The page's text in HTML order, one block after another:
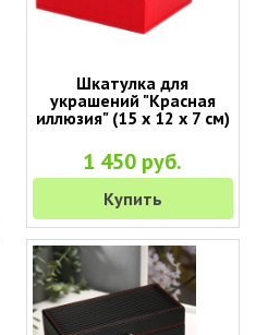
Шкатулка для
украшений "Красная
иллюзия" (15 х 12 х 7 см)
1 450 руб.
Купить